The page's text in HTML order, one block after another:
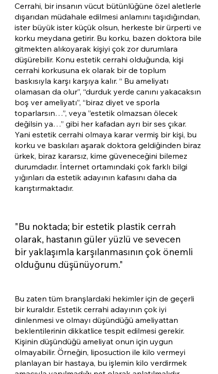
Cerrahi, bir insanın vücut bütünlüğüne özel aletlerle
dışarıdan müdahale edilmesi anlamını taşıdığından,
ister büyük ister küçük olsun, herkeste bir ürperti ve
korku meydana getirir. Bu korku, bazen doktora bile
gitmekten alıkoyarak kişiyi çok zor durumlara
düşürebilir. Konu estetik cerrahi olduğunda, kişi
cerrahi korkusuna ek olarak bir de toplum
baskısıyla karşı karşıya kalır. “ Bu ameliyatı
olamasan da olur”, “durduk yerde canını yakacaksın
boş ver ameliyatı”, “biraz diyet ve sporla
toparlarsın…”, veya ”estetik olmazsan ölecek
değilsin ya…” gibi her kafadan ayrı bir ses çıkar.
Yani estetik cerrahi olmaya karar vermiş bir kişi, bu
korku ve baskıları aşarak doktora geldiğinden biraz
ürkek, biraz kararsız, kime güveneceğini bilemez
durumdadır. İnternet ortamındaki çok farklı bilgi
yığınları da estetik adayının kafasını daha da
karıştırmaktadır.
"Bu noktada; bir estetik plastik cerrah
olarak, hastanın güler yüzlü ve sevecen
bir yaklaşımla karşılanmasının çok önemli
olduğunu düşünüyorum."
Bu zaten tüm branşlardaki hekimler için de geçerli
bir kuraldır. Estetik cerrahi adayının çok iyi
dinlenmesi ve olmayı düşündüğü ameliyattan
beklentilerinin dikkatlice tespit edilmesi gerekir.
Kişinin düşündüğü ameliyat onun için uygun
olmayabilir. Örneğin, liposuction ile kilo vermeyi
planlayan bir hastaya, bu işlemin kilo verdirmek